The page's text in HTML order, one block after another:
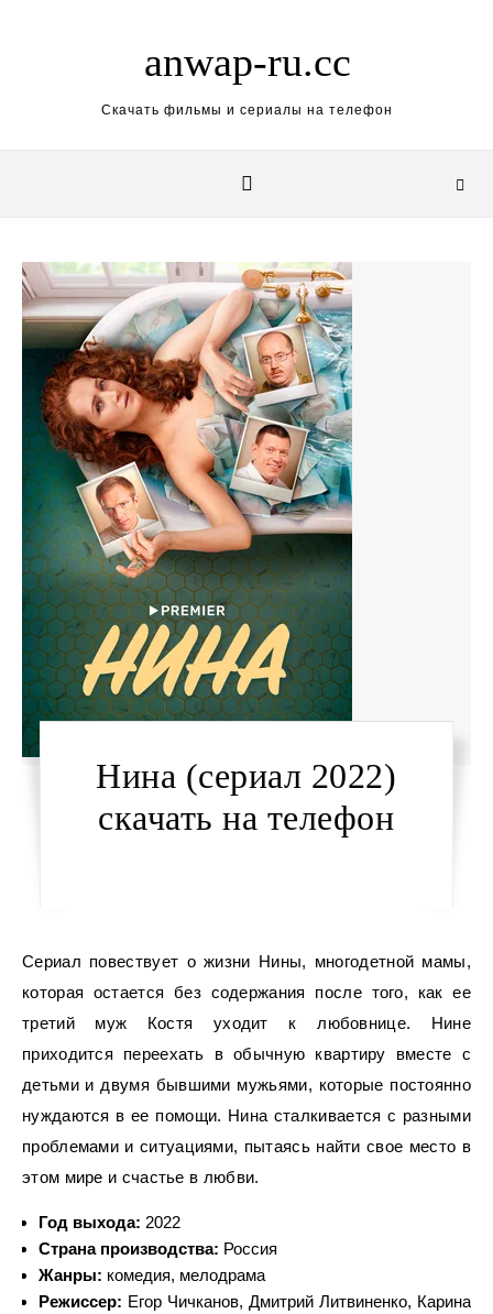
anwap-ru.cc
Скачать фильмы и сериалы на телефон
Нина (сериал 2022)
скачать на телефон
Сериал повествует о жизни Нины, многодетной мамы,
которая остается без содержания после того, как ее
третий муж Костя уходит к любовнице. Нине
приходится переехать в обычную квартиру вместе с
детьми и двумя бывшими мужьями, которые постоянно
нуждаются в ее помощи. Нина сталкивается с разными
проблемами и ситуациями, пытаясь найти свое место в
этом мире и счастье в любви.
Год выхода: 2022
Страна производства: Россия
Жанры: комедия, мелодрама
Режиссер: Егор Чичканов, Дмитрий Литвиненко, Карина